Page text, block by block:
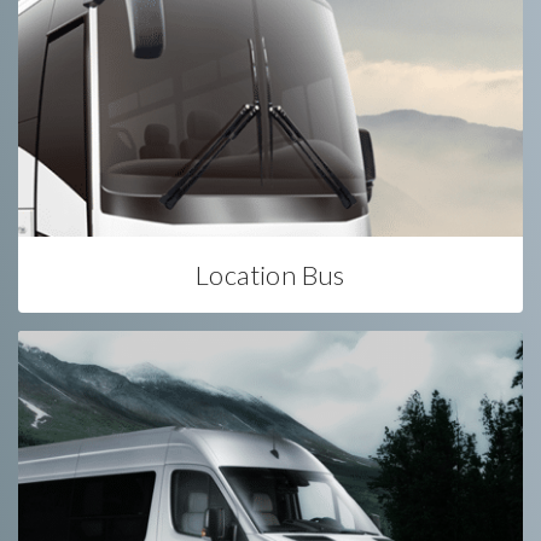
Location Bus